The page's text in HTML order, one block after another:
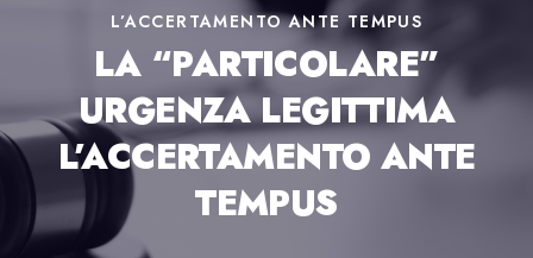
L’ACCERTAMENTO ANTE TEMPUS
LA “PARTICOLARE”
URGENZA LEGITTIMA
L’ACCERTAMENTO ANTE
TEMPUS